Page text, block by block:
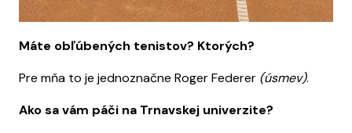
Máte obľúbených tenistov? Ktorých?
Pre mňa to je jednoznačne Roger Federer (úsmev).
Ako sa vám páči na Trnavskej univerzite?